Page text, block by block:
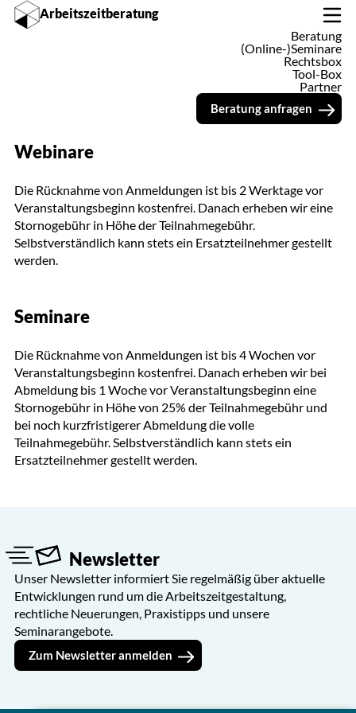
Arbeitszeitberatung
Beratung
(Online-)Seminare
Rechtsbox
Tool-Box
Partner
Beratung anfragen
und Synopse zum Referentenentwurf zur Anpassung des
Teilnahmebedingungen
Webinare
Die Rücknahme von Anmeldungen ist bis 2 Werktage vor
Veranstaltungsbeginn kostenfrei. Danach erheben wir eine
Stornogebühr in Höhe der Teilnahmegebühr.
Selbstverständlich kann stets ein Ersatzteilnehmer gestellt
werden.
Seminare
Die Rücknahme von Anmeldungen ist bis 4 Wochen vor
Veranstaltungsbeginn kostenfrei. Danach erheben wir bei
Abmeldung bis 1 Woche vor Veranstaltungsbeginn eine
Stornogebühr in Höhe von 25% der Teilnahmegebühr und
bei noch kurzfristigerer Abmeldung die volle
Teilnahmegebühr. Selbstverständlich kann stets ein
Ersatzteilnehmer gestellt werden.
Newsletter
Unser Newsletter informiert Sie regelmäßig über aktuelle
Entwicklungen rund um die Arbeitszeitgestaltung,
rechtliche Neuerungen, Praxistipps und unsere
Seminarangebote.
Zum Newsletter anmelden